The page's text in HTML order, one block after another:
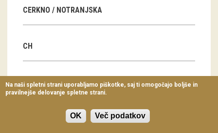
dogodki
Predavanja
Delavnice
Vodeni ogledi
CERKNO / NOTRANJSKA
CH
CN
Na naši spletni strani uporabljamo piškotke, saj ti omogočajo boljše in
pravilnejše delovanje spletne strani.
OK Več podatkov